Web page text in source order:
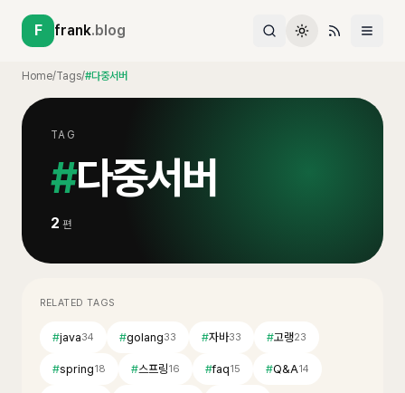
F frank.blog
Home/Tags/#다중서버
TAG
#다중서버
2 편
RELATED TAGS
#java34 #golang33 #자바33 #고랭23
#spring18 #스프링16 #faq15 #Q&A14